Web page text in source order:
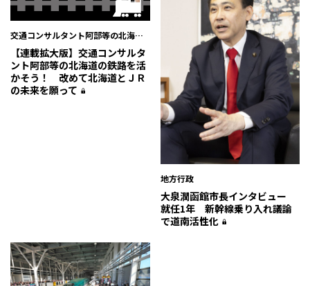
交通コンサルタント阿部等の北海道
の鉄道を活かそう！
【連載拡大版】交通コンサルタ
ント阿部等の北海道の鉄路を活
かそう！ 改めて北海道とＪＲ
の未来を願って
地方行政
大泉潤函館市長インタビュー
就任1年 新幹線乗り入れ議論
で道南活性化